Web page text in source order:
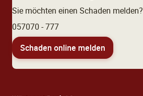
Sie möchten einen Schaden melden?
057070 - 777
Schaden online melden